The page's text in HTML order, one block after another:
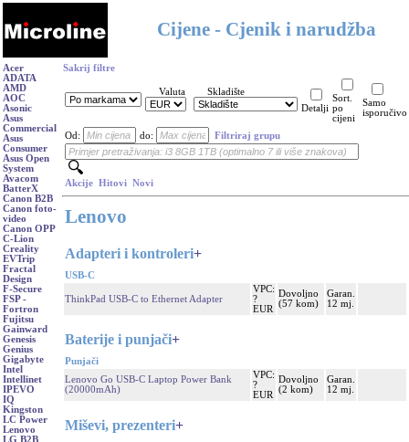
Cijene - Cjenik i narudžba
Acer
ADATA
AMD
AOC
Asonic
Asus
Commercial
Asus
Consumer
Asus Open
System
Avacom
BatterX
Canon B2B
Canon foto-
video
Canon OPP
C-Lion
Creality
EVTrip
Fractal
Design
F-Secure
FSP -
Fortron
Fujitsu
Gainward
Genesis
Genius
Gigabyte
Intel
Intellinet
IPEVO
IQ
Kingston
LC Power
Lenovo
LG B2B
Sakrij filtre
Valuta
Skladište
Detalji
Sort.
po
cijeni
Samo
isporučivo
Od: do: Filtriraj grupu
Akcije Hitovi Novi
Lenovo
Adapteri i kontroleri+
USB-C
ThinkPad USB-C to Ethernet Adapter
VPC:
?
EUR
Dovoljno
(57 kom)
Garan.
12 mj.
Baterije i punjači+
Punjači
Lenovo Go USB-C Laptop Power Bank
(20000mAh)
VPC:
?
EUR
Dovoljno
(2 kom)
Garan.
12 mj.
Miševi, prezenteri+